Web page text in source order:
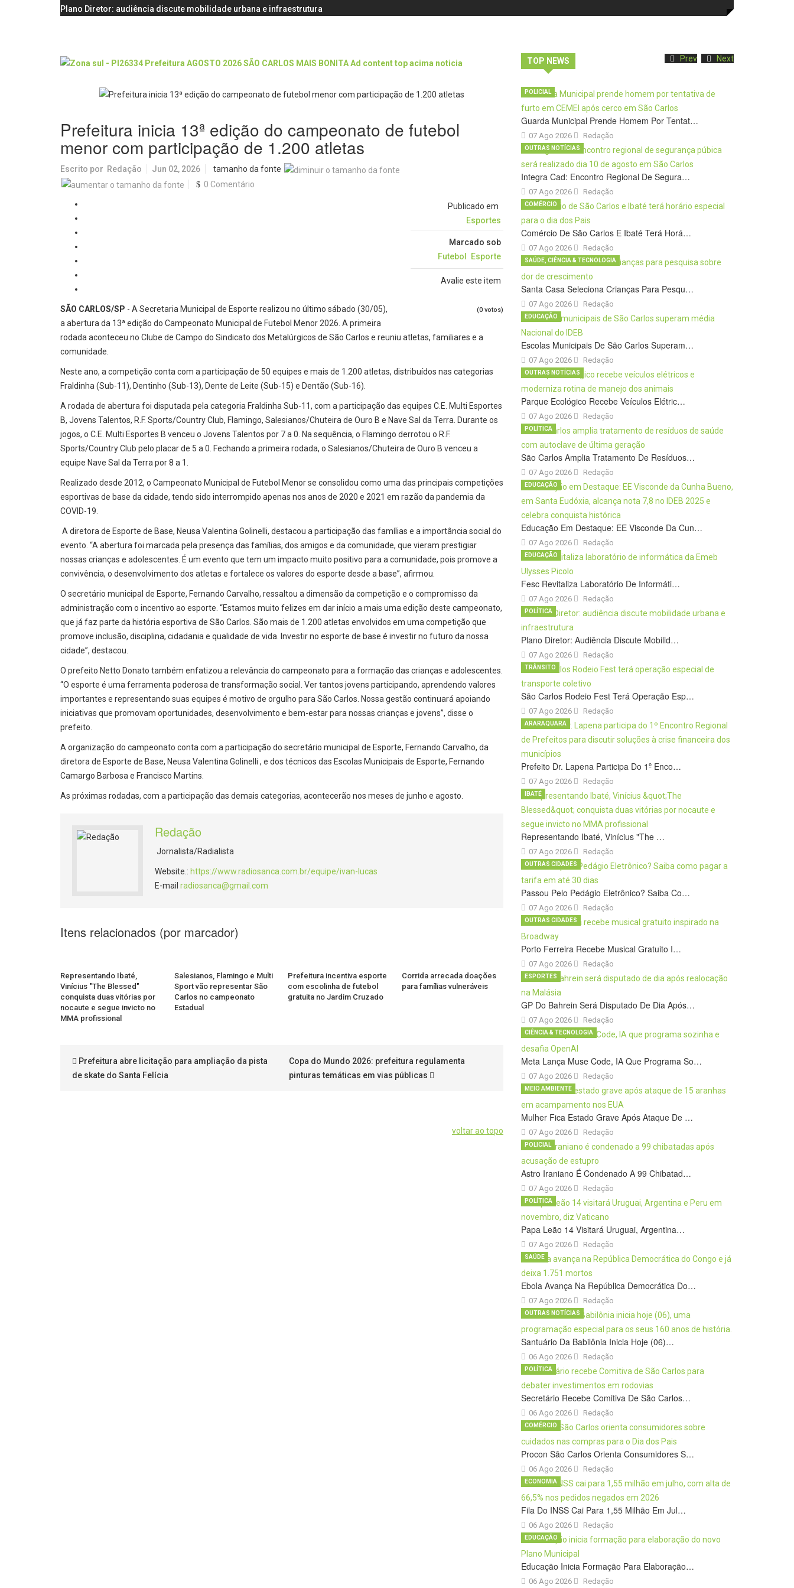
Plano Diretor: audiência discute mobilidade urbana e infraestrutura
Prefeitura inicia 13ª edição do campeonato de futebol
menor com participação de 1.200 atletas
Escrito por Redação Jun 02, 2026
tamanho da fonte
0 Comentário
Publicado em
Esportes
Marcado sob
Futebol
Esporte
Avalie este item
(0 votos)
SÃO CARLOS/SP - A Secretaria Municipal de Esporte realizou no último sábado (30/05),
a abertura da 13ª edição do Campeonato Municipal de Futebol Menor 2026. A primeira
rodada aconteceu no Clube de Campo do Sindicato dos Metalúrgicos de São Carlos e reuniu atletas, familiares e a
comunidade.
Neste ano, a competição conta com a participação de 50 equipes e mais de 1.200 atletas, distribuídos nas categorias
Fraldinha (Sub-11), Dentinho (Sub-13), Dente de Leite (Sub-15) e Dentão (Sub-16).
A rodada de abertura foi disputada pela categoria Fraldinha Sub-11, com a participação das equipes C.E. Multi Esportes
B, Jovens Talentos, R.F. Sports/Country Club, Flamingo, Salesianos/Chuteira de Ouro B e Nave Sal da Terra. Durante os
jogos, o C.E. Multi Esportes B venceu o Jovens Talentos por 7 a 0. Na sequência, o Flamingo derrotou o R.F.
Sports/Country Club pelo placar de 5 a 0. Fechando a primeira rodada, o Salesianos/Chuteira de Ouro B venceu a
equipe Nave Sal da Terra por 8 a 1.
Realizado desde 2012, o Campeonato Municipal de Futebol Menor se consolidou como uma das principais competições
esportivas de base da cidade, tendo sido interrompido apenas nos anos de 2020 e 2021 em razão da pandemia da
COVID-19.
A diretora de Esporte de Base, Neusa Valentina Golinelli, destacou a participação das famílias e a importância social do
evento. “A abertura foi marcada pela presença das famílias, dos amigos e da comunidade, que vieram prestigiar
nossas crianças e adolescentes. É um evento que tem um impacto muito positivo para a comunidade, pois promove a
convivência, o desenvolvimento dos atletas e fortalece os valores do esporte desde a base”, afirmou.
O secretário municipal de Esporte, Fernando Carvalho, ressaltou a dimensão da competição e o compromisso da
administração com o incentivo ao esporte. “Estamos muito felizes em dar início a mais uma edição deste campeonato,
que já faz parte da história esportiva de São Carlos. São mais de 1.200 atletas envolvidos em uma competição que
promove inclusão, disciplina, cidadania e qualidade de vida. Investir no esporte de base é investir no futuro da nossa
cidade”, destacou.
O prefeito Netto Donato também enfatizou a relevância do campeonato para a formação das crianças e adolescentes.
“O esporte é uma ferramenta poderosa de transformação social. Ver tantos jovens participando, aprendendo valores
importantes e representando suas equipes é motivo de orgulho para São Carlos. Nossa gestão continuará apoiando
iniciativas que promovam oportunidades, desenvolvimento e bem-estar para nossas crianças e jovens”, disse o
prefeito.
A organização do campeonato conta com a participação do secretário municipal de Esporte, Fernando Carvalho, da
diretora de Esporte de Base, Neusa Valentina Golinelli , e dos técnicos das Escolas Municipais de Esporte, Fernando
Camargo Barbosa e Francisco Martins.
As próximas rodadas, com a participação das demais categorias, acontecerão nos meses de junho e agosto.
Redação
Jornalista/Radialista
Website.: https://www.radiosanca.com.br/equipe/ivan-lucas
E-mail radiosanca@gmail.com
Itens relacionados (por marcador)
Representando Ibaté,
Vinícius "The Blessed"
conquista duas vitórias por
nocaute e segue invicto no
MMA profissional
Salesianos, Flamingo e Multi
Sport vão representar São
Carlos no campeonato
Estadual
Prefeitura incentiva esporte
com escolinha de futebol
gratuita no Jardim Cruzado
Corrida arrecada doações
para famílias vulneráveis
Prefeitura abre licitação para ampliação da pista
de skate do Santa Felícia
Copa do Mundo 2026: prefeitura regulamenta
pinturas temáticas em vias públicas
voltar ao topo
TOP NEWS Prev Next
Guarda Municipal Prende Homem Por Tentat…
07 Ago 2026
POLICIAL
Redação
Integra Cad: Encontro Regional De Segura…
07 Ago 2026
OUTRAS NOTÍCIAS
Redação
Comércio De São Carlos E Ibaté Terá Horá…
07 Ago 2026
COMÉRCIO
Redação
Santa Casa Seleciona Crianças Para Pesqu…
07 Ago 2026
SAÚDE, CIÊNCIA & TECNOLOGIA
Redação
Escolas Municipais De São Carlos Superam…
07 Ago 2026
EDUCAÇÃO
Redação
Parque Ecológico Recebe Veículos Elétric…
07 Ago 2026
OUTRAS NOTÍCIAS
Redação
São Carlos Amplia Tratamento De Resíduos…
07 Ago 2026
POLÍTICA
Redação
Educação Em Destaque: EE Visconde Da Cun…
07 Ago 2026
EDUCAÇÃO
Redação
Fesc Revitaliza Laboratório De Informáti…
07 Ago 2026
EDUCAÇÃO
Redação
Plano Diretor: Audiência Discute Mobilid…
07 Ago 2026
POLÍTICA
Redação
São Carlos Rodeio Fest Terá Operação Esp…
07 Ago 2026
TRÂNSITO
Redação
Prefeito Dr. Lapena Participa Do 1º Enco…
07 Ago 2026
ARARAQUARA
Redação
Representando Ibaté, Vinícius "The …
07 Ago 2026
IBATÉ
Redação
Passou Pelo Pedágio Eletrônico? Saiba Co…
07 Ago 2026
OUTRAS CIDADES
Redação
Porto Ferreira Recebe Musical Gratuito I…
07 Ago 2026
OUTRAS CIDADES
Redação
GP Do Bahrein Será Disputado De Dia Após…
07 Ago 2026
ESPORTES
Redação
Meta Lança Muse Code, IA Que Programa So…
07 Ago 2026
CIÊNCIA & TECNOLOGIA
Redação
Mulher Fica Estado Grave Após Ataque De …
07 Ago 2026
MEIO AMBIENTE
Redação
Astro Iraniano É Condenado A 99 Chibatad…
07 Ago 2026
POLICIAL
Redação
Papa Leão 14 Visitará Uruguai, Argentina…
07 Ago 2026
POLÍTICA
Redação
Ebola Avança Na República Democrática Do…
07 Ago 2026
SAÚDE
Redação
Santuário Da Babilônia Inicia Hoje (06)…
06 Ago 2026
OUTRAS NOTÍCIAS
Redação
Secretário Recebe Comitiva De São Carlos…
06 Ago 2026
POLÍTICA
Redação
Procon São Carlos Orienta Consumidores S…
06 Ago 2026
COMÉRCIO
Redação
Fila Do INSS Cai Para 1,55 Milhão Em Jul…
06 Ago 2026
ECONOMIA
Redação
Educação Inicia Formação Para Elaboração…
06 Ago 2026
EDUCAÇÃO
Redação